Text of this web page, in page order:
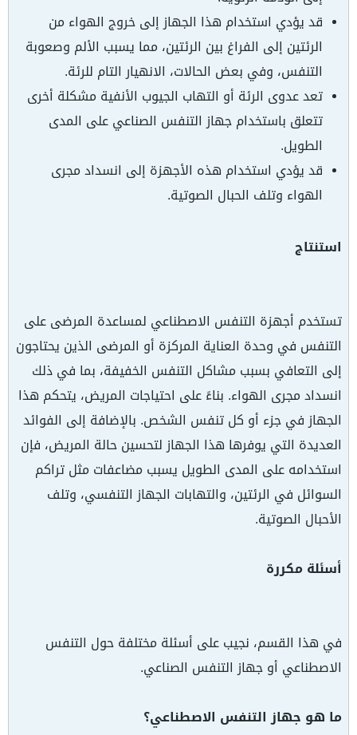
قد يؤدي استخدام هذا الجهاز إلى خروج الهواء من
الرئتين إلى الفراغ بين الرئتين، مما يسبب الألم وصعوبة
التنفس، وفي بعض الحالات، الانهيار التام للرئة.
تعد عدوى الرئة أو التهاب الجيوب الأنفية مشكلة أخرى
تتعلق باستخدام جهاز التنفس الصناعي على المدى
الطويل.
قد يؤدي استخدام هذه الأجهزة إلى انسداد مجرى
الهواء وتلف الحبال الصوتية.
استنتاج
تستخدم أجهزة التنفس الاصطناعي لمساعدة المرضى على
التنفس في وحدة العناية المركزة أو المرضى الذين يحتاجون
إلى التعافي بسبب مشاكل التنفس الخفيفة، بما في ذلك
انسداد مجرى الهواء. بناءً على احتياجات المريض، يتحكم هذا
الجهاز في جزء أو كل تنفس الشخص. بالإضافة إلى الفوائد
العديدة التي يوفرها هذا الجهاز لتحسين حالة المريض، فإن
استخدامه على المدى الطويل يسبب مضاعفات مثل تراكم
السوائل في الرئتين، والتهابات الجهاز التنفسي، وتلف
الأحبال الصوتية.
أسئلة مكررة
في هذا القسم، نجيب على أسئلة مختلفة حول التنفس
الاصطناعي أو جهاز التنفس الصناعي.
ما هو جهاز التنفس الاصطناعي؟